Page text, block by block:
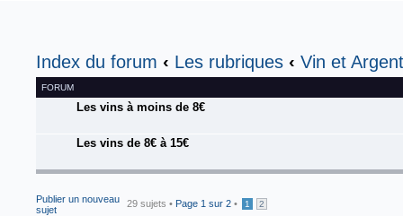
Index du forum ‹ Les rubriques ‹ Vin et
FORUM
Les vins à moins de 8€
Les vins de 8€ à 15€
Publier un nouveau
sujet
29 sujets • Page 1 sur 2 • 1 2